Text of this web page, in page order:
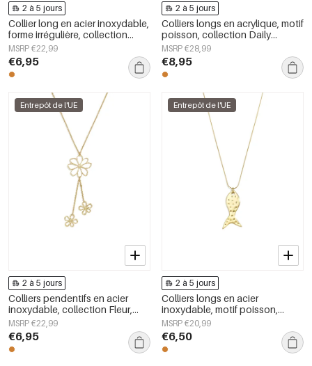
2 à 5 jours
Collier long en acier inoxydable,
forme irrégulière, collection
Simple Daily Simple, bijoux pour
femmes
MSRP €22,99
€6,95
2 à 5 jours
Colliers longs en acrylique, motif
poisson, collection Daily
Simple, bijoux pour femmes
MSRP €28,99
€8,95
Entrepôt de l'UE
2 à 5 jours
Colliers pendentifs en acier
inoxydable, collection Fleur,
style quotidien et simple, bijoux
pour femmes
MSRP €22,99
€6,95
Entrepôt de l'UE
2 à 5 jours
Colliers longs en acier
inoxydable, motif poisson,
collection décontractée et
simple pour femmes
MSRP €20,99
€6,50